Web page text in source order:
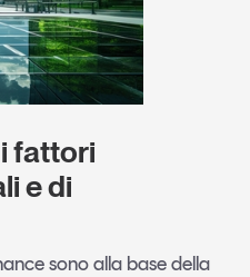
fattori
e di
sono alla base della